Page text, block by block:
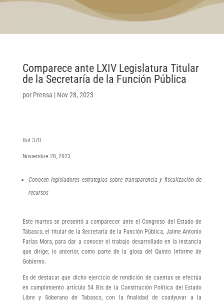
Comparece ante LXIV Legislatura Titular
de la Secretaría de la Función Pública
por Prensa | Nov 28, 2023
Bol 370
Noviembre 28, 2023
Conocen legisladores estrategias sobre transparencia y fiscalización de
recursos
Este martes se presentó a comparecer ante el Congreso del Estado de
Tabasco, el titular de la Secretaría de la Función Pública, Jaime Antonio
Farías Mora, para dar a conocer el trabajo desarrollado en la instancia
que dirige; lo anterior, como parte de la glosa del Quinto Informe de
Gobierno.
Es de destacar que dicho ejercicio de rendición de cuentas se efectúa
en cumplimiento artículo 54 Bis de la Constitución Política del Estado
Libre y Soberano de Tabasco, con la finalidad de coadyuvar a la